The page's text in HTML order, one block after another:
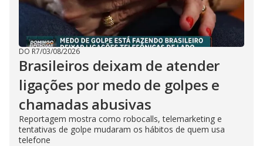
DO R7/03/08/2026
Brasileiros deixam de atender
ligações por medo de golpes e
chamadas abusivas
Reportagem mostra como robocalls, telemarketing e
tentativas de golpe mudaram os hábitos de quem usa
telefone